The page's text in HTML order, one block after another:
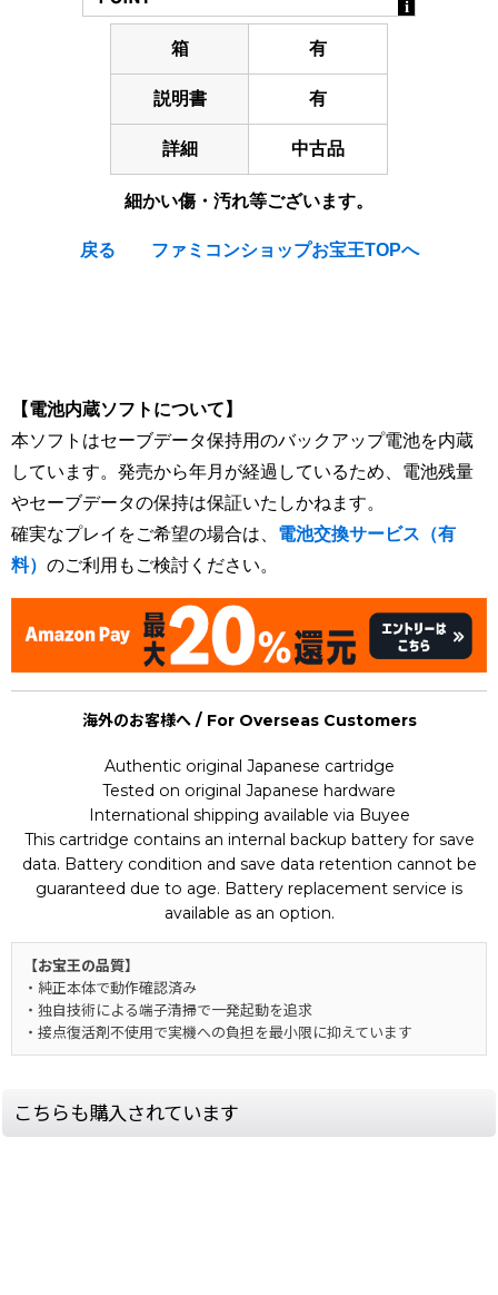
箱 有
説明書 有
詳細 中古品
細かい傷・汚れ等ございます。
戻る ファミコンショップお宝王TOPへ
【電池内蔵ソフトについて】
本ソフトはセーブデータ保持用のバックアップ電池を内蔵
しています。発売から年月が経過しているため、電池残量
やセーブデータの保持は保証いたしかねます。
確実なプレイをご希望の場合は、 電池交換サービス（有
料） のご利用もご検討ください。
海外のお客様へ / For Overseas Customers
Authentic original Japanese cartridge
Tested on original Japanese hardware
International shipping available via Buyee
This cartridge contains an internal backup battery for save
data. Battery condition and save data retention cannot be
guaranteed due to age. Battery replacement service is
available as an option.
【お宝王の品質】
・純正本体で動作確認済み
・独自技術による端子清掃で一発起動を追求
・接点復活剤不使用で実機への負担を最小限に抑えています
こちらも購入されています